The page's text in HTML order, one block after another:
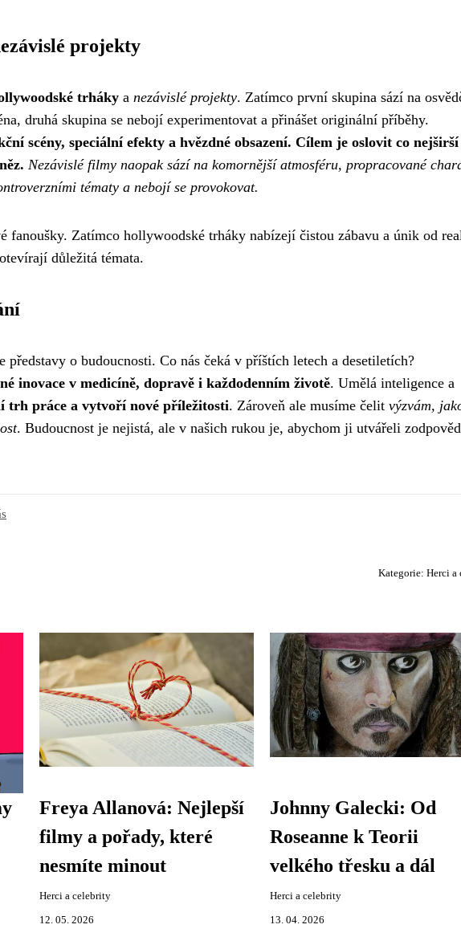
projekty
trháky a nezávislé projekty. Zatímco první skupina sází na
druhá skupina se nebojí experimentovat a přinášet originální příběhy.
scény, speciální efekty a hvězdné obsazení. Cílem je oslovit co nejširší
Nezávislé filmy naopak sází na komornější atmosféru, propracované
tématy a nebojí se provokovat.
fanoušky. Zatímco hollywoodské trháky nabízejí čistou zábavu a únik od
důležitá témata.
představy o budoucnosti. Co nás čeká v příštích letech a desetiletích?
inovace v medicíně, dopravě i každodenním životě. Umělá inteligence a
trh práce a vytvoří nové příležitosti. Zároveň ale musíme čelit výzvám,
. Budoucnost je nejistá, ale v našich rukou je, abychom ji utvářeli
Kategorie: Herci a
Freya Allanová: Nejlepší
filmy a pořady, které
nesmíte minout
Herci a celebrity
12. 05. 2026
Johnny Galecki: Od
Roseanne k Teorii
velkého třesku a dál
Herci a celebrity
13. 04. 2026